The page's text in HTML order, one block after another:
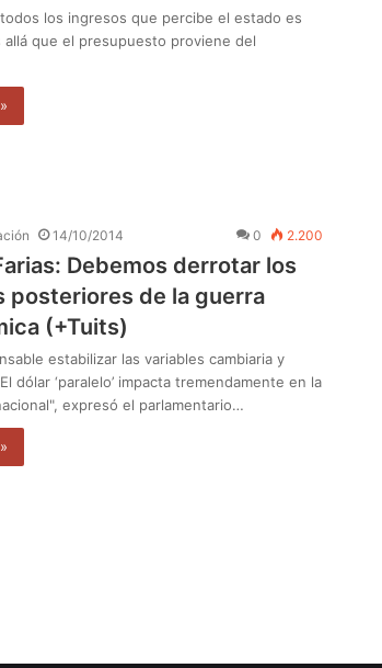
todos los ingresos que percibe el estado es
allá que el presupuesto proviene del
14/10/2014 0 2.200
Debemos derrotar los
posteriores de la guerra
(+Tuits)
estabilizar las variables cambiaria y
dólar ‘paralelo’ impacta tremendamente en la
expresó el parlamentario…